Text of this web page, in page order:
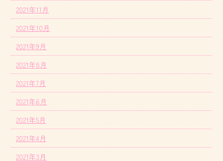
2021年11月
2021年10月
2021年9月
2021年8月
2021年7月
2021年6月
2021年5月
2021年4月
2021年3月